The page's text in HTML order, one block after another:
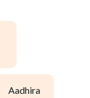
aadhira